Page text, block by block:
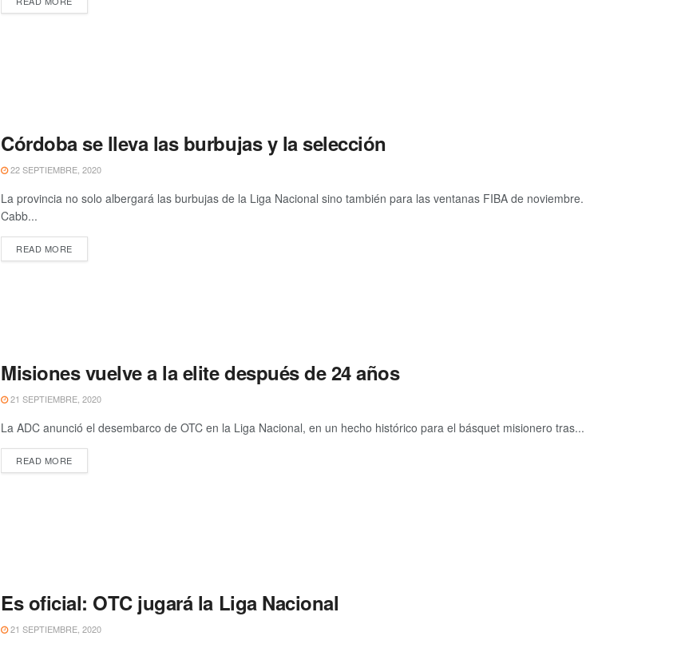
Córdoba se lleva las burbujas y la selección
22 SEPTIEMBRE, 2020
La provincia no solo albergará las burbujas de la Liga Nacional sino también para las ventanas FIBA de noviembre.
Cabb...
READ MORE
Misiones vuelve a la elite después de 24 años
21 SEPTIEMBRE, 2020
La ADC anunció el desembarco de OTC en la Liga Nacional, en un hecho histórico para el básquet misionero tras...
READ MORE
Es oficial: OTC jugará la Liga Nacional
21 SEPTIEMBRE, 2020